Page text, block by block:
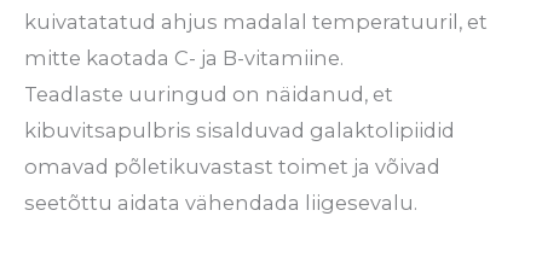
kuivatatatud ahjus madalal temperatuuril, et
mitte kaotada C- ja B-vitamiine.
Teadlaste uuringud on näidanud, et
kibuvitsapulbris sisalduvad galaktolipiidid
omavad põletikuvastast toimet ja võivad
seetõttu aidata vähendada liigesevalu.